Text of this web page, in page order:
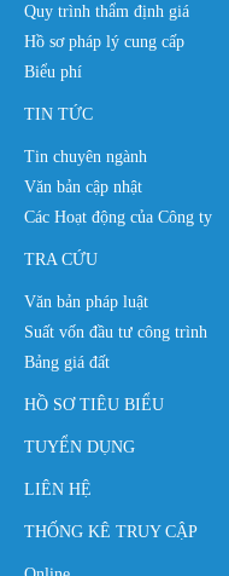
Quy trình thẩm định giá
Hồ sơ pháp lý cung cấp
Biểu phí
TIN TỨC
Tin chuyên ngành
Văn bản cập nhật
Các Hoạt động của Công ty
TRA CỨU
Văn bản pháp luật
Suất vốn đầu tư công trình
Bảng giá đất
HỒ SƠ TIÊU BIỂU
TUYỂN DỤNG
LIÊN HỆ
THỐNG KÊ TRUY CẬP